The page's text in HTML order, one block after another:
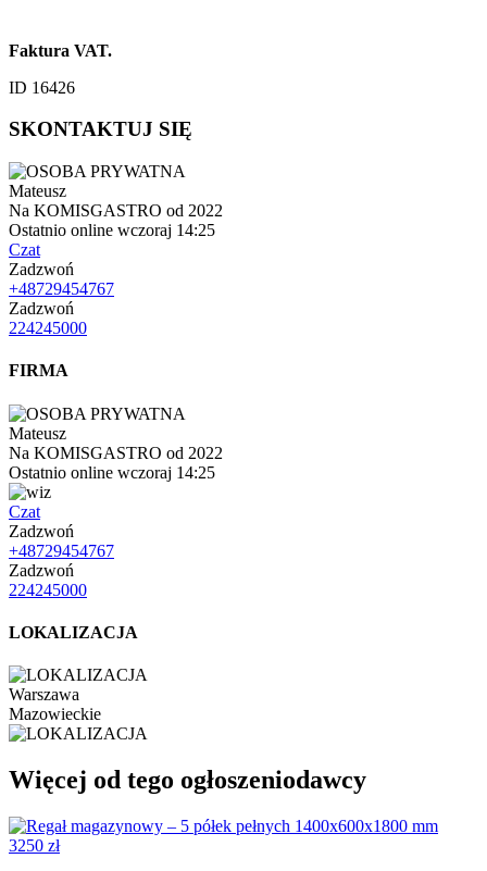
Faktura VAT.
ID 16426
SKONTAKTUJ SIĘ
Mateusz
Na KOMISGASTRO od 2022
Ostatnio online wczoraj 14:25
Czat
Zadzwoń
+48729454767
Zadzwoń
224245000
FIRMA
Mateusz
Na KOMISGASTRO od 2022
Ostatnio online wczoraj 14:25
Czat
Zadzwoń
+48729454767
Zadzwoń
224245000
LOKALIZACJA
Warszawa
Mazowieckie
Więcej od tego ogłoszeniodawcy
3250 zł